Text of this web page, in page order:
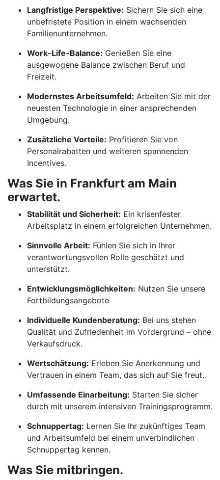
Langfristige Perspektive: Sichern Sie sich eine
unbefristete Position in einem wachsenden
Familienunternehmen.
Work-Life-Balance: Genießen Sie eine
ausgewogene Balance zwischen Beruf und
Freizeit.
Modernstes Arbeitsumfeld: Arbeiten Sie mit der
neuesten Technologie in einer ansprechenden
Umgebung.
Zusätzliche Vorteile: Profitieren Sie von
Personalrabatten und weiteren spannenden
Incentives.
Was Sie in Frankfurt am Main
erwartet.
Stabilität und Sicherheit: Ein krisenfester
Arbeitsplatz in einem erfolgreichen Unternehmen.
Sinnvolle Arbeit: Fühlen Sie sich in Ihrer
verantwortungsvollen Rolle geschätzt und
unterstützt.
Entwicklungsmöglichkeiten: Nutzen Sie unsere
Fortbildungsangebote
Individuelle Kundenberatung: Bei uns stehen
Qualität und Zufriedenheit im Vordergrund – ohne
Verkaufsdruck.
Wertschätzung: Erleben Sie Anerkennung und
Vertrauen in einem Team, das sich auf Sie freut.
Umfassende Einarbeitung: Starten Sie sicher
durch mit unserem intensiven Trainingsprogramm.
Schnuppertag: Lernen Sie Ihr zukünftiges Team
und Arbeitsumfeld bei einem unverbindlichen
Schnuppertag kennen.
Was Sie mitbringen.